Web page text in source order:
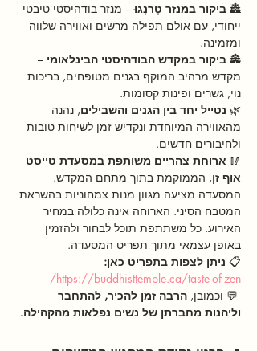
🏯 ביקור במנזר טְרַנְגוּ – מנזר בודהיסטי טיבטי
ייחודי, עם אולם תפילה מרשים ואווירה שלווה
ומזמינה.
🏯 ביקור במקדש הבודהיסטי הבינלאומי –
מקדש מרהיב המוקף בגנים מטופחים, בריכות
נוי, גשרים ופינות קסומות.
🌿 נטייל יחד בין הגנים והשבילים, נהנה
מהאווירה המיוחדת ונקדיש זמן לשיחות טובות
ולחיבורים חדשים.
🥢 ארוחת צהריים משותפת במסעדת טייסט
אוף זן, הממוקמת בתוך מתחם המקדש.
המסעדה מציעה מגוון מנות צמחוניות בהשראת
המטבח הסיני. הארוחה אינה כלולה במחיר
האירוע. כל משתתפת תוכל לבחור ולהזמין
באופן עצמאי מתוך תפריט המסעדה.
📋 ניתן לצפות בתפריט כאן:
https://buddhisttemple.ca/taste-of-zen/
הרבה זמן להכיר, להתחבר
וליהנות מחברתן של נשים נפלאות מהקהילה.